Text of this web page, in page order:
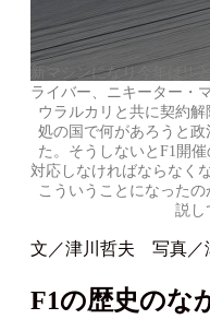
新マシンになり今年は!!
ライバー、ニキーター・
ウラルカリと共に契約
処の国で何があろうと
た。そうしないとF1開
対応しなければならなく
こういうことになった
説し
文／津川哲夫 写真／
F1の歴史のな